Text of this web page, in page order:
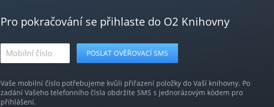
Pro pokračování se přihlaste do O2 Knihovny
Vaše mobilní číslo potřebujeme kvůli přiřazení položky do Vaší knihovny. Po
zadání Vašeho telefonního čísla obdržíte SMS s jednorázovým kódem pro
přihlášení.